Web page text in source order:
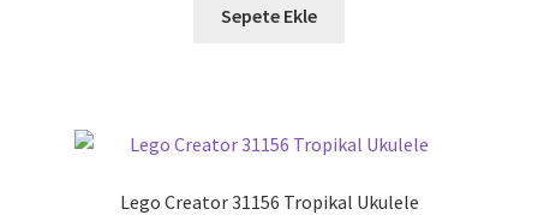
Sepete Ekle
Lego Creator 31156 Tropikal Ukulele